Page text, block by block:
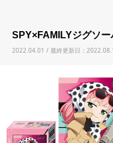
SPY×FAMILYジグソ
2022.04.01 / 最終更新日：